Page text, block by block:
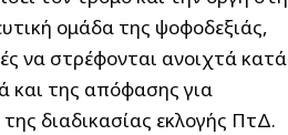
ομάδα της ψοφοδεξιάς,
να στρέφονται ανοιχτά κατά
και της απόφασης για
διαδικασίας εκλογής ΠτΔ.